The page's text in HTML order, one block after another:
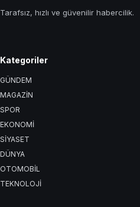
Tarafsız, hızlı ve güvenilir habercilik.
Kategoriler
GÜNDEM
MAGAZİN
SPOR
EKONOMİ
SİYASET
DÜNYA
OTOMOBİL
TEKNOLOJİ